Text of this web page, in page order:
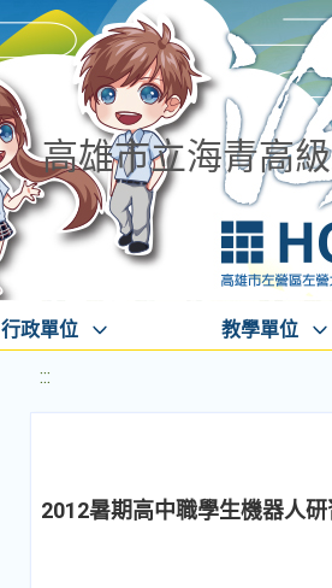
高雄市立海青高
行政單位 教學單位
:::
2012暑期高中職學生機器人